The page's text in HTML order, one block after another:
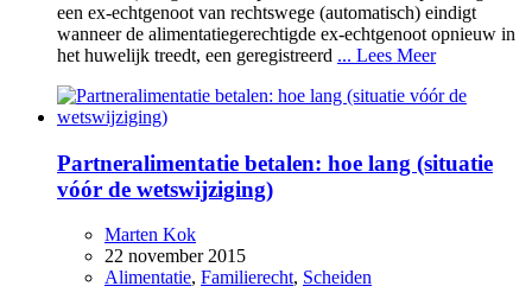
een ex-echtgenoot van rechtswege (automatisch) eindigt
wanneer de alimentatiegerechtigde ex-echtgenoot opnieuw in
het huwelijk treedt, een geregistreerd ... Lees Meer
Partneralimentatie betalen: hoe lang (situatie
vóór de wetswijziging)
Marten Kok
22 november 2015
Alimentatie, Familierecht, Scheiden